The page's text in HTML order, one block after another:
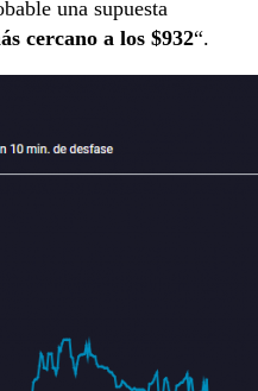
una supuesta
cercano a los $932“.